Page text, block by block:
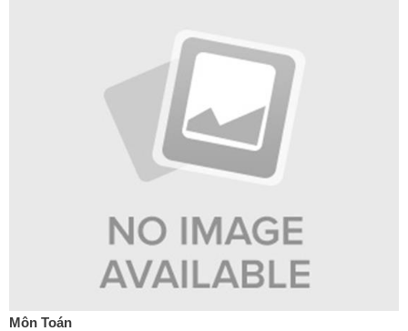
Môn Toán